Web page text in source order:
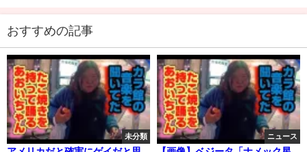
おすすめの記事
未分類 ニュース